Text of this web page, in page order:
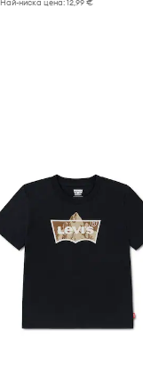
Най-ниска цена: 12,99 €